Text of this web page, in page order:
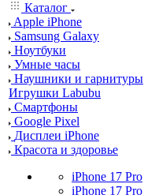
Каталог
Apple iPhone
Samsung Galaxy
Ноутбуки
Умные часы
Наушники и гарнитуры
Игрушки Labubu
Смартфоны
Google Pixel
Дисплеи iPhone
Красота и здоровье
iPhone 17 Pro
iPhone 17 Pro